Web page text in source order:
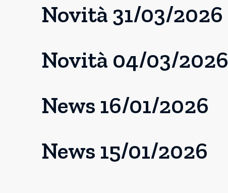
Novità 31/03/2026
Novità 04/03/2026
News 16/01/2026
News 15/01/2026